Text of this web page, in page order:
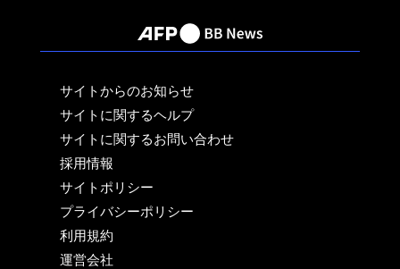
サイトからのお知らせ
サイトに関するヘルプ
サイトに関するお問い合わせ
採用情報
サイトポリシー
プライバシーポリシー
利用規約
運営会社